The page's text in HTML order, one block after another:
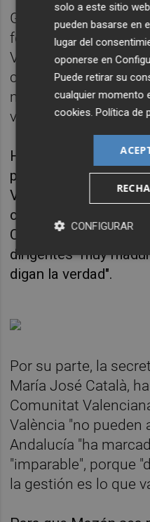
González Pons ha
fórmula para
Valenciana es
con
moderación" y que
va a merecer ganar".
Ha insistido en que la
para la alcaldía de
València", sino "Tú,
cuanto a Mazón, ha
Comunitat necesitan
dirigentes "muy
digan la verdad".
Por su parte, la
María José Català,
Comunitat
València "no pueden
Andalucía "ha
"imparable", porque
la gestión es lo que
solo a este sitio
pueden basarse en
lugar del
oponerse en
Puede retirar su
cualquier momento
cookies.Política de
CONFIGURAR